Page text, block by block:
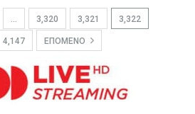
… 3,320 3,321 3,322
4,147 ΕΠΌΜΕΝΟ